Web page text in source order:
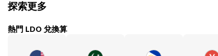
探索更多
熱門 LDO 兌換算